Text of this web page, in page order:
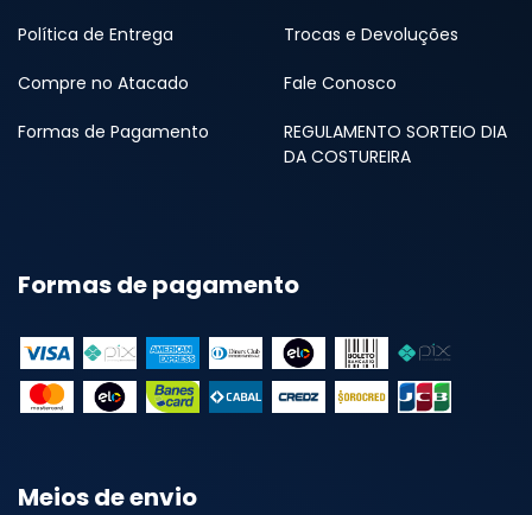
Política de Entrega Trocas e Devoluções
Compre no Atacado Fale Conosco
Formas de Pagamento
REGULAMENTO SORTEIO DIA
DA COSTUREIRA
Formas de pagamento
Meios de envio